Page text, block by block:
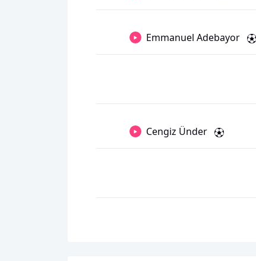
Emmanuel Adebayor
Cengiz Ünder